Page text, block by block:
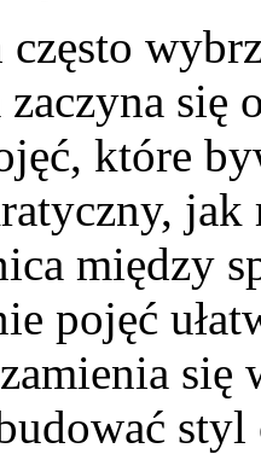
często
zaczyna
które
między
pojęć
się